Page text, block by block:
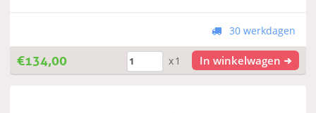
30 werkdagen
€134,00 x1 In winkelwagen